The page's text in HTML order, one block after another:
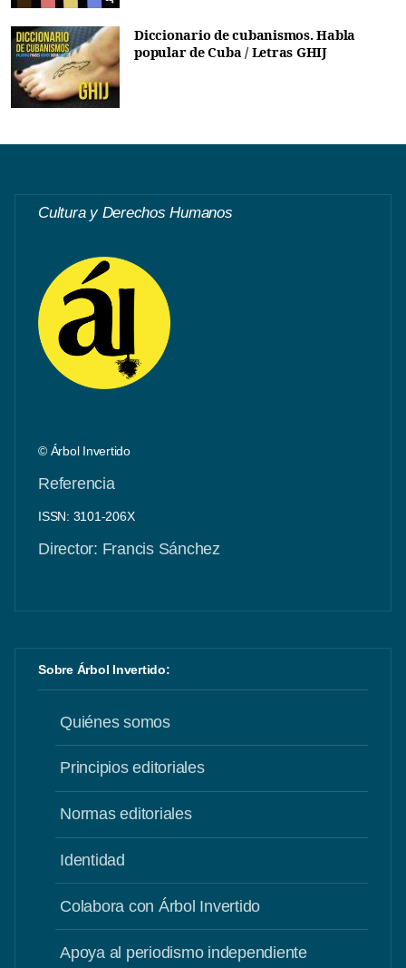
Diccionario de cubanismos. Habla
popular de Cuba / Letras GHIJ
Cultura y Derechos Humanos
© Árbol Invertido
Referencia
ISSN: 3101-206X
Director: Francis Sánchez
Sobre Árbol Invertido:
Quiénes somos
Principios editoriales
Normas editoriales
Identidad
Colabora con Árbol Invertido
Apoya al periodismo independiente